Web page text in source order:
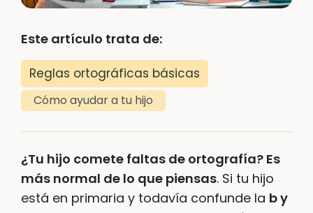
Este artículo trata de:
Reglas ortográficas básicas
Cómo ayudar a tu hijo
¿Tu hijo comete faltas de ortografía? Es
más normal de lo que piensas. Si tu hijo
está en primaria y todavía confunde la b y